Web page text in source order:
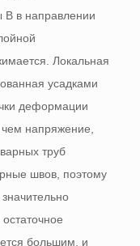
В в направлении
Локальная
усадками
деформации
напряжение,
труб
швов, поэтому
большим, и